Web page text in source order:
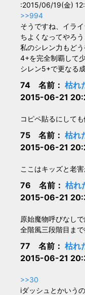
:2015/06/19(金)
>>994
そうですね、イラ
ちよくなってやろう
私のシレン力もど
4+を完全制覇して
シレン5+で更なる
74 名前： 枯れ
2015-06-21
コピペ貼るにして
75 名前： 枯れ
2015-06-21
ここはキッズと老
76 名前： 枯れ
2015-06-21
原始魔物呼びなし
全階風三段階目ま
77 名前： 枯れ
2015-06-21
>>30
iダッシュとかいう